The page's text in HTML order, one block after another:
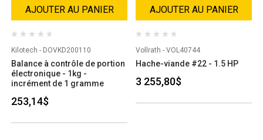
AJOUTER AU PANIER
Kilotech - DOVKD200110
Balance à contrôle de portion
électronique - 1kg -
incrément de 1 gramme
253,14$
AJOUTER AU PANIER
Vollrath - VOL40744
Hache-viande #22 - 1.5 HP
3 255,80$